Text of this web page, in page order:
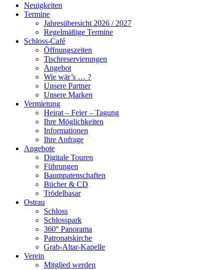
Neuigkeiten
Termine
Jahresübersicht 2026 / 2027
Regelmäßige Termine
Schloss-Café
Öffnungszeiten
Tischreservierungen
Angebot
Wie wär’s … ?
Unsere Partner
Unsere Marken
Vermietung
Heirat – Feier – Tagung
Ihre Möglichkeiten
Informationen
Ihre Anfrage
Angebote
Digitale Touren
Führungen
Baumpatenschaften
Bücher & CD
Trödelbasar
Ostrau
Schloss
Schlosspark
360° Panorama
Patronatskirche
Grab-Altar-Kapelle
Verein
Mitglied werden